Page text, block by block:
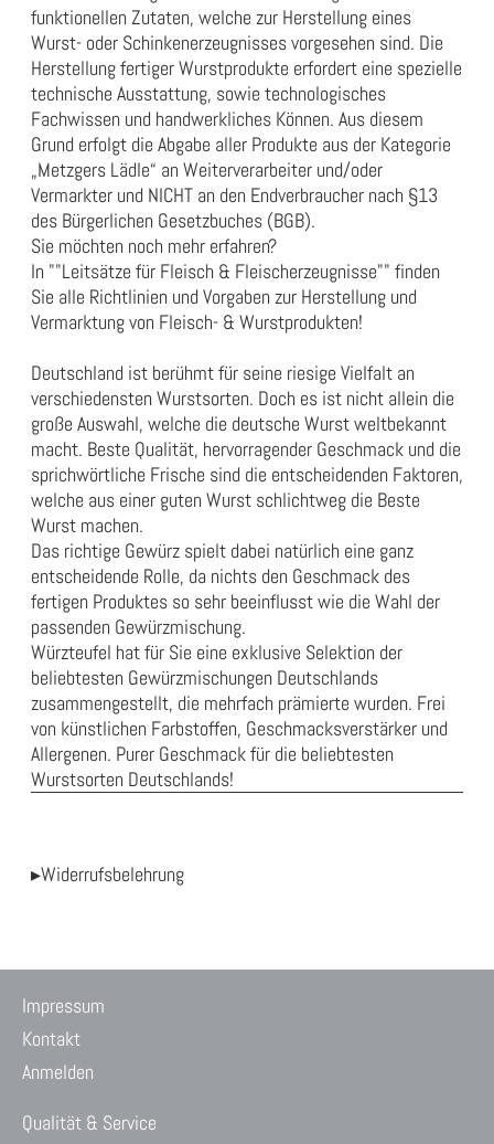
funktionellen Zutaten, welche zur Herstellung eines
Wurst- oder Schinkenerzeugnisses vorgesehen sind. Die
Herstellung fertiger Wurstprodukte erfordert eine spezielle
technische Ausstattung, sowie technologisches
Fachwissen und handwerkliches Können. Aus diesem
Grund erfolgt die Abgabe aller Produkte aus der Kategorie
„Metzgers Lädle“ an Weiterverarbeiter und/oder
Vermarkter und NICHT an den Endverbraucher nach §13
des Bürgerlichen Gesetzbuches (BGB).
Sie möchten noch mehr erfahren?
In ""Leitsätze für Fleisch & Fleischerzeugnisse"" finden
Sie alle Richtlinien und Vorgaben zur Herstellung und
Vermarktung von Fleisch- & Wurstprodukten!
Deutschland ist berühmt für seine riesige Vielfalt an
verschiedensten Wurstsorten. Doch es ist nicht allein die
große Auswahl, welche die deutsche Wurst weltbekannt
macht. Beste Qualität, hervorragender Geschmack und die
sprichwörtliche Frische sind die entscheidenden Faktoren,
welche aus einer guten Wurst schlichtweg die Beste
Wurst machen.
Das richtige Gewürz spielt dabei natürlich eine ganz
entscheidende Rolle, da nichts den Geschmack des
fertigen Produktes so sehr beeinflusst wie die Wahl der
passenden Gewürzmischung.
Würzteufel hat für Sie eine exklusive Selektion der
beliebtesten Gewürzmischungen Deutschlands
zusammengestellt, die mehrfach prämierte wurden. Frei
von künstlichen Farbstoffen, Geschmacksverstärker und
Allergenen. Purer Geschmack für die beliebtesten
Wurstsorten Deutschlands!
▸Widerrufsbelehrung
Impressum
Kontakt
Anmelden
Qualität & Service